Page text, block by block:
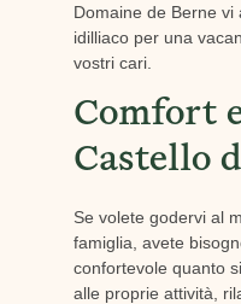
Domaine de Berne vi
idilliaco per una
vostri cari.
Comfort
Castello
Se volete godervi al
famiglia, avete
confortevole quanto
alle proprie attività,